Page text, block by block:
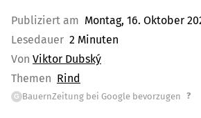
Publiziert am Montag, 16. Oktober
Lesedauer 2 Minuten
Von Viktor Dubský
Themen Rind
G BauernZeitung bei Google bevorzugen ?